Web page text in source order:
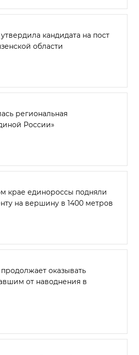
кандидата на пост
области
региональная
России»
крае единороссы подняли
на вершину в 1400 метров
оказывать
от наводнения в